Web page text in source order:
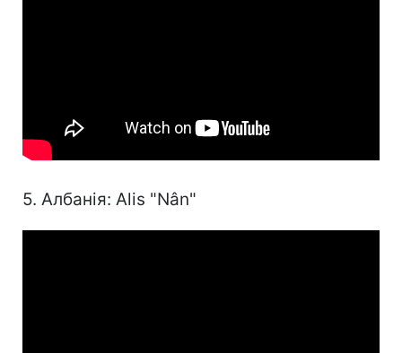
5. Албанія: Alis "Nân"